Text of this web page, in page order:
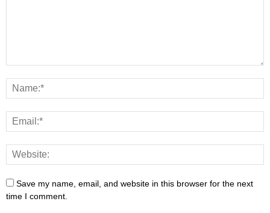
Save my name, email, and website in this browser for the next
time I comment.